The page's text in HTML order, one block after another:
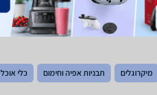
מיקרוגלים תבניות אפיה וחימום כלי אוכל